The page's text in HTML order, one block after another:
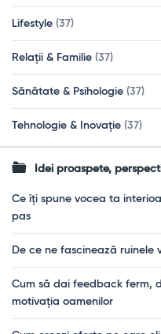
Lifestyle (37)
Relații & Familie (37)
Sănătate & Psihologie (37)
Tehnologie & Inovație (37)
Idei proaspete,
Ce îți spune vocea ta
pas
De ce ne fascinează
Cum să dai feedback ferm,
motivația oamenilor